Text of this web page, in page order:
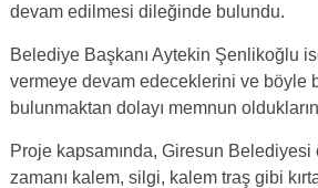
devam edilmesi dileğinde bulundu.
Belediye Başkanı Aytekin Şenlikoğlu
vermeye devam edeceklerini ve böyle
bulunmaktan dolayı memnun
Proje kapsamında, Giresun Belediyesi
zamanı kalem, silgi, kalem traş gibi